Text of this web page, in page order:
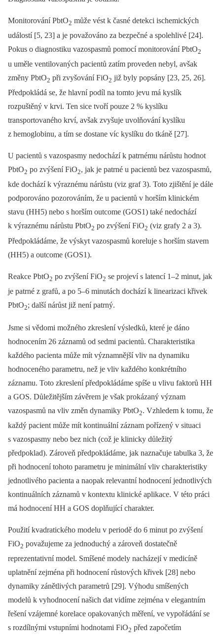
Monitorování PbtO2 může vést k časné detekci ischemických
událostí [5, 23] a je považováno za bezpečné a spolehlivé [24].
Pokus o diagnostiku vazospasmů pomocí monitorování PbtO2
u uměle ventilovaných pacientů zatím proveden nebyl, avšak
změny PbtO2 při zvyšování FiO2 již byly popsány [23, 25, 26].
Předpokládá se, že hlavní podíl na tomto jevu má kyslík
rozpuštěný v krvi. Ten sice tvoří pouze 2 % kyslíku
transportovaného krví, avšak zvyšuje uvolňování kyslíku
z hemoglobinu, a tím se dostane víc kyslíku do tkáně [27].
U pacientů s vazospasmy nedochází k patrnému nárůstu hodnot
PbtO2 po zvýšení FiO2, jak je patrné u pacientů bez vazospasmů,
kde dochází k výraznému nárůstu (viz graf 3). Toto zjištění je dále
podporováno pozorováním, že u pacientů v horším klinickém
stavu (HH5) nebo s horším outcome (GOS1) také nedochází
k výraznému nárůstu PbtO2 po zvýšení FiO2 (viz grafy 2 a 3).
Předpokládáme, že výskyt vazospasmů koreluje s horším stavem
(HH5) a outcome (GOS1).
Reakce PbtO2 po zvýšení FiO2 se projeví s latencí 1–2 minut, jak
je patrné z grafů, a po 5–6 minutách dochází k linearizaci křivek
PbtO2; další nárůst již není patrný.
Jsme si vědomi možného zkreslení výsledků, které je dáno
hodnocením 26 záznamů od sedmi pacientů. Charakteristika
každého pacienta může mít významnější vliv na dynamiku
hodnoceného parametru, než je vliv každého konkrétního
záznamu. Toto zkreslení předpokládáme spíše u vlivu faktorů HH
a GOS. Důležitějším závěrem je však prokázaný význam
vazospasmů na vliv změn dynamiky PbtO2. Vzhledem k tomu, že
každý pacient může mít kontinuální záznam pořízený v situaci
s vazospasmy nebo bez nich (což je klinicky důležitý
předpoklad). Zároveň předpokládáme, jak naznačuje tabulka 3, že
při hodnocení tohoto parametru je minimální vliv charakteristiky
jednotlivého pacienta a naopak relevantní hodnocení jednotlivých
kontinuálních záznamů v kontextu klinické aplikace. V této práci
má hodnocení HH a GOS doplňující charakter.
Použití kvadratického modelu v periodě do 6 minut po zvýšení
FiO2 považujeme za jednoduchý a zároveň dostatečně
reprezentativní model. Smíšené modely nacházejí v medicíně
uplatnění zejména při hodnocení růstových křivek [28] nebo
dynamiky zánětlivých parametrů [29]. Výhodu smíšených
modelů k vyhodnocení našich dat vidíme zejména v elegantním
řešení vzájemné korelace opakovaných měření, ve vypořádání se
s rozdílnými vstupními hodnotami FiO2 před započetím